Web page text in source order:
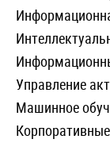
Управление
Машинное